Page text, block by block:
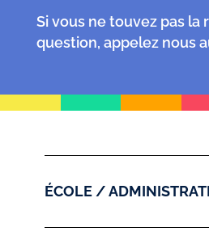
Si vous ne touvez pas la
question, appelez nous
ÉCOLE /